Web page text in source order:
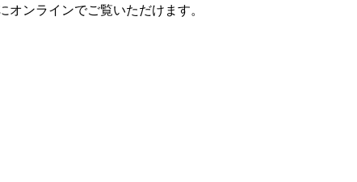
ンラインでご覧いただけます。